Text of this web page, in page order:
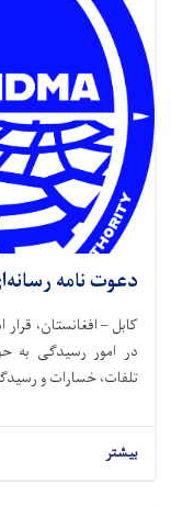
دعوت نامه
در امور رسیدگی به
تلفات، خسارات و
بیشتر